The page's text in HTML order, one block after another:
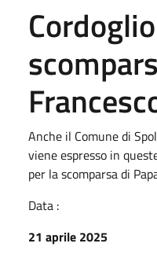
Anche il Comune di
viene espresso in
per la scomparsa di
Data :
21 aprile 2025